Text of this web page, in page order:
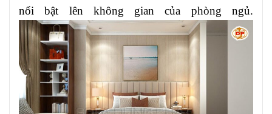
nổi bật lên không gian của phòng ngủ.